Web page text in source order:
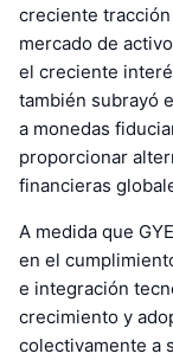
creciente
mercado de
el creciente
también subrayó
a monedas
proporcionar
financieras
A medida que
en el
e integración
crecimiento y
colectivamente a